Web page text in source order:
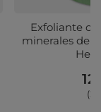
Exfoliante
minerales del